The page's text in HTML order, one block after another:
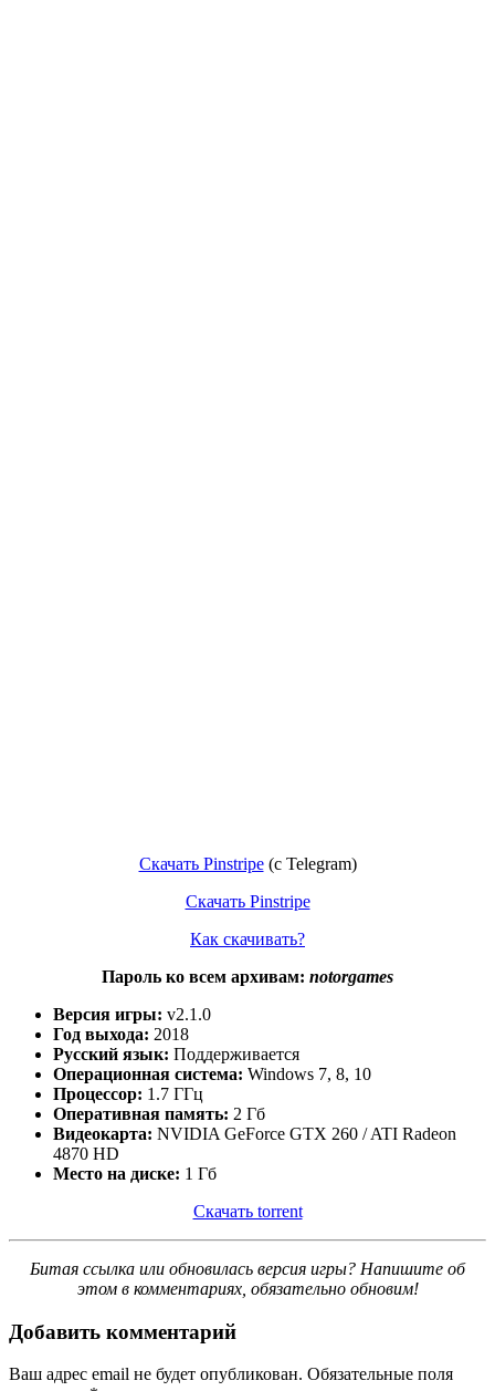
Скачать Pinstripe(c Telegram)
Скачать Pinstripe
Как скачивать?
Пароль ко всем архивам: notorgames
Версия игры: v2.1.0
Год выхода: 2018
Русский язык: Поддерживается
Операционная система: Windows 7, 8, 10
Процессор: 1.7 ГГц
Оперативная память: 2 Гб
Видеокарта: NVIDIA GeForce GTX 260 / ATI Radeon
4870 HD
Место на диске: 1 Гб
Скачать torrent
Битая ссылка или обновилась версия игры? Напишите об
этом в комментариях, обязательно обновим!
Добавить комментарий
Ваш адрес email не будет опубликован. Обязательные поля